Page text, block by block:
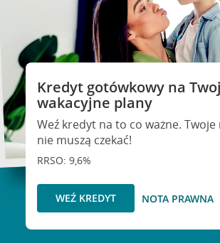
Kredyt gotówkowy na
wakacyjne plany
Weź kredyt na to co ważne. Twoje
nie muszą czekać!
RRSO: 9,6%
WEŹ KREDYT NOTA PRAWNA